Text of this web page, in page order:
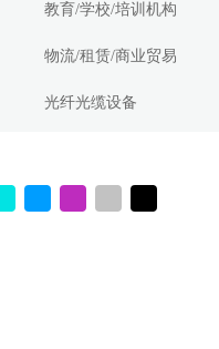
教育/学校/培训机构
物流/租赁/商业贸易
光纤光缆设备